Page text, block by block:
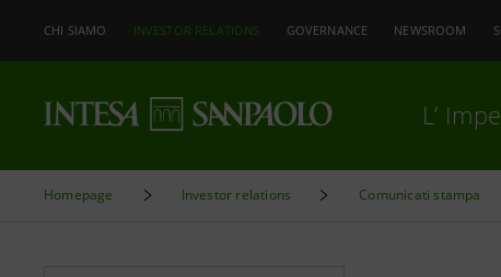
CHI SIAMO INVESTOR RELATIONS GOVERNANCE NEWSROOM
L’
Homepage Investor relations Comunicati stampa